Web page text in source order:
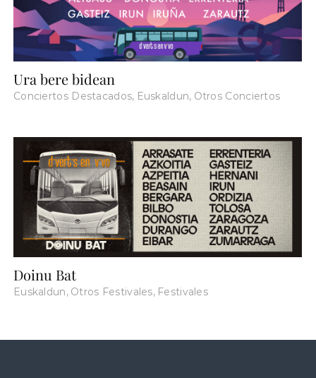
Ura bere bidean
Conciertos Destacados, Euskaldun, Otros Conciertos
Doinu Bat
Euskaldun, Otros Festivales, Festivales